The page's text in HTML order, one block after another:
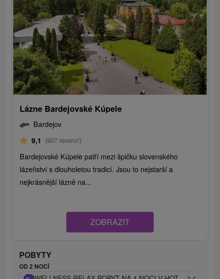
Lázne Bardejovské Kúpele
Bardejov
9,1 (907 recenzí)
Bardejovské Kúpele patří mezi špičku slovenského
lázeňství s dlouholetou tradicí. Jsou to nejstarší a
nejkrásnější lázně na...
ZOBRAZIT
POBYTY
OD 2 NOCÍ